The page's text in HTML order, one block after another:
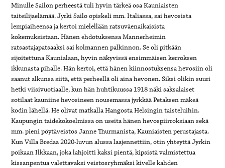
Minulle Sailon perheestä tuli hyvin tärkeä osa Kauniaisten
taiteilijaelämää. Jyrki Sailo opiskeli mm. Italiassa, sai hevosista
lempiaiheensa ja kertoi mielellään ratsuväenaikaisista
kokemuksistaan. Hänen ehdotuksensa Mannerheimin
ratsastajapatsaaksi sai kolmannen palkinnon. Se oli pitkään
sijoitettuna Kaunialaan, hyvin näkyvissä ensimmäisen kerroksen
ikkunasta pihalle. Hän kertoi, että hänen kiinnostuksensa hevosiin oli
saanut alkunsa siitä, että perheellä oli aina hevonen. Siksi olikin suuri
hetki viisivuotiaalle, kun hän huhtikuussa 1918 näki saksalaiset
sotilaat kauniine hevosineen nousemassa jyrkkää Petaksen mäkeä
kodin lähellä. He olivat matkalla Hangosta Helsingin taisteluihin.
Kaupungin taidekokoelmissa on useita hänen hevospiirroksiaan sekä
mm. pieni pöytäveistos Janne Thurmanista, Kauniaisten perustajasta.
Kun Villa Bredaa 2020-luvun alussa laajennettiin, otin yhteyttä Jyrkin
poikaan Ilkkaan, joka lahjoitti kaksi pientä, kipsistä valmistettua
kissanpentua valettavaksi veistosryhmäksi kivelle kahden